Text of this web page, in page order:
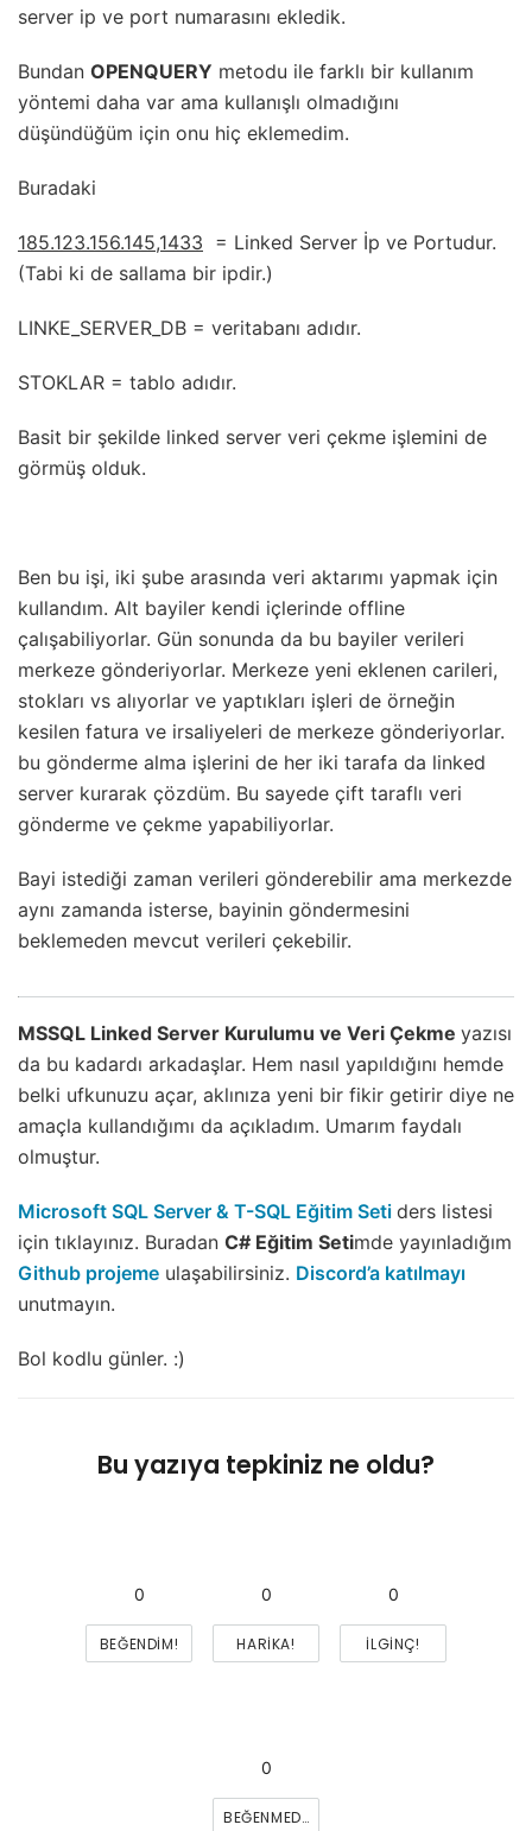
server ip ve port numarasını ekledik.
Bundan OPENQUERY metodu ile farklı bir kullanım
yöntemi daha var ama kullanışlı olmadığını
düşündüğüm için onu hiç eklemedim.
Buradaki
185.123.156.145,1433 = Linked Server İp ve Portudur.
(Tabi ki de sallama bir ipdir.)
LINKE_SERVER_DB = veritabanı adıdır.
STOKLAR = tablo adıdır.
Basit bir şekilde linked server veri çekme işlemini de
görmüş olduk.
Ben bu işi, iki şube arasında veri aktarımı yapmak için
kullandım. Alt bayiler kendi içlerinde offline
çalışabiliyorlar. Gün sonunda da bu bayiler verileri
merkeze gönderiyorlar. Merkeze yeni eklenen carileri,
stokları vs alıyorlar ve yaptıkları işleri de örneğin
kesilen fatura ve irsaliyeleri de merkeze gönderiyorlar.
bu gönderme alma işlerini de her iki tarafa da linked
server kurarak çözdüm. Bu sayede çift taraflı veri
gönderme ve çekme yapabiliyorlar.
Bayi istediği zaman verileri gönderebilir ama merkezde
aynı zamanda isterse, bayinin göndermesini
beklemeden mevcut verileri çekebilir.
MSSQL Linked Server Kurulumu ve Veri Çekme yazısı
da bu kadardı arkadaşlar. Hem nasıl yapıldığını hemde
belki ufkunuzu açar, aklınıza yeni bir fikir getirir diye ne
amaçla kullandığımı da açıkladım. Umarım faydalı
olmuştur.
Microsoft SQL Server & T-SQL Eğitim Seti ders listesi
için tıklayınız. Buradan C# Eğitim Setimde yayınladığım
Github projeme ulaşabilirsiniz. Discord’a katılmayı
unutmayın.
Bol kodlu günler. :)
Bu yazıya tepkiniz ne oldu?
BEĞENDIM!
0
HARIKA!
0
İLGINÇ!
0
BEĞENMEDIM
0